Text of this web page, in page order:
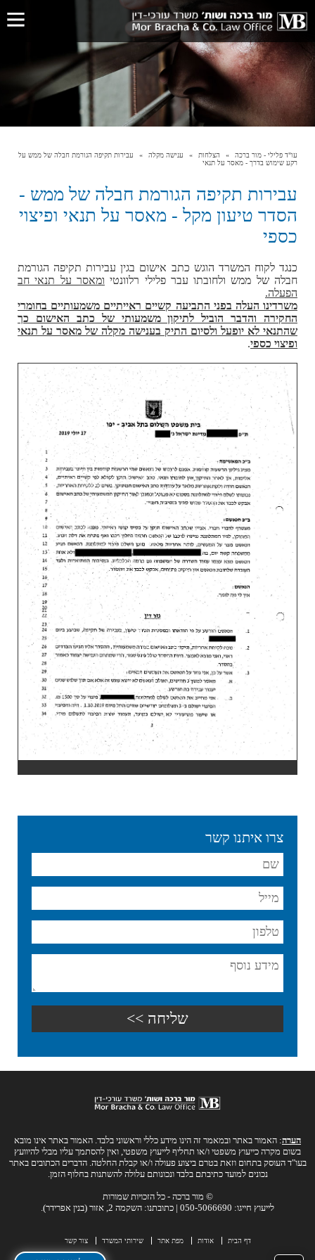
עו"ד פלילי - מור ברכה הצלחות ענישה מקלה
עבירות תקיפה הגורמת חבלה של ממש על
רקע שימוש בדרך - מאסר על תנאי
עבירות תקיפה הגורמת חבלה של ממש -
הסדר טיעון מקל - מאסר על תנאי ופיצוי
כספי
כנגד לקוח המשרד הוגש כתב אישום בגין עבירות תקיפה הגורמת
חבלה של ממש ולחובתו עבר פלילי רלוונטי ומאסר על תנאי חב
הפעלה.
משרדינו העלה בפני התביעה קשיים ראייתיים משמעותיים בחומרי
החקירה והדבר הוביל לתיקון משמעותי של כתב האישום כך
שהתנאי לא יופעל ולסיום התיק בענישה מקלה של מאסר על תנאי
ופיצוי כספי.
צרו איתנו קשר
הערה: האמור באתר ובמאמר זה הינו מידע כללי וראשוני בלבד. האמור באתר אינו מובא
בשום מקרה כייעוץ משפטי ו/או תחליף לייעוץ משפטי, ואין להסתמך עליו מבלי להיוועץ
בעו"ד העוסק בתחום וזאת בטרם ביצוע פעולה ו/או קבלת החלטה. הדברים הכתובים באתר
נכונים למועד כתיבתם בלבד ונכונותם עלולה להשתנות בחלוף הזמן.
© מור ברכה - כל הזכויות שמורות
לייעוץ חייגו: 050-5066690 | כתובתנו: השקמה 2, אזור (בנין אפרידר).
דף הבית אודות מפת אתר שירותי המשרד צור קשר